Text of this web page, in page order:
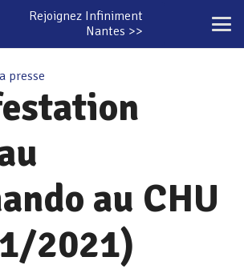
Rejoignez Infiniment
Nantes >>
presse
au CHU
2021)